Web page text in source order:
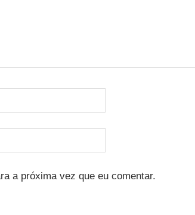
a próxima vez que eu comentar.